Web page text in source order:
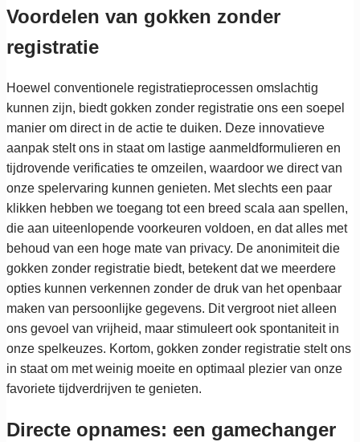
Voordelen van gokken zonder
registratie
Hoewel conventionele registratieprocessen omslachtig
kunnen zijn, biedt gokken zonder registratie ons een soepel
manier om direct in de actie te duiken. Deze innovatieve
aanpak stelt ons in staat om lastige aanmeldformulieren en
tijdrovende verificaties te omzeilen, waardoor we direct van
onze spelervaring kunnen genieten. Met slechts een paar
klikken hebben we toegang tot een breed scala aan spellen,
die aan uiteenlopende voorkeuren voldoen, en dat alles met
behoud van een hoge mate van privacy. De anonimiteit die
gokken zonder registratie biedt, betekent dat we meerdere
opties kunnen verkennen zonder de druk van het openbaar
maken van persoonlijke gegevens. Dit vergroot niet alleen
ons gevoel van vrijheid, maar stimuleert ook spontaniteit in
onze spelkeuzes. Kortom, gokken zonder registratie stelt ons
in staat om met weinig moeite en optimaal plezier van onze
favoriete tijdverdrijven te genieten.
Directe opnames: een gamechanger